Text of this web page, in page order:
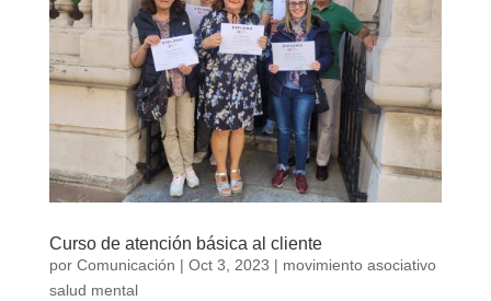
Curso de atención básica al cliente
por Comunicación | Oct 3, 2023 | movimiento asociativo
salud mental